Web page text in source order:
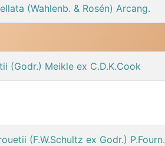
(Wahlenb. & Rosén) Arcang.
(Godr.) Meikle ex C.D.K.Cook
(F.W.Schultz ex Godr.) P.Fourn.